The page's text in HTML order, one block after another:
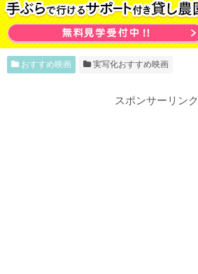
おすすめ映画 実写化おすすめ映画
スポンサーリンク